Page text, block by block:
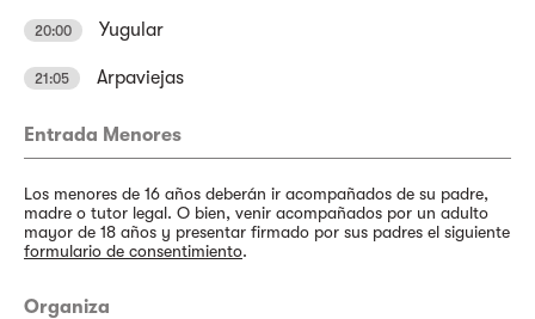
20:00 Yugular
21:05 Arpaviejas
Entrada Menores
Los menores de 16 años deberán ir acompañados de su padre,
madre o tutor legal. O bien, venir acompañados por un adulto
mayor de 18 años y presentar firmado por sus padres el siguiente
formulario de consentimiento.
Organiza